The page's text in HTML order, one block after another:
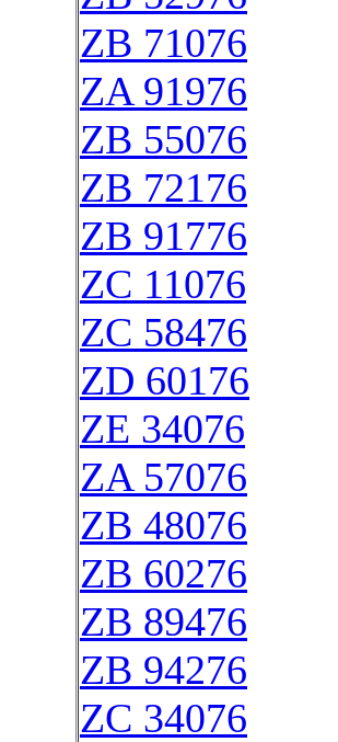
ZB 71076
ZA 91976
ZB 55076
ZB 72176
ZB 91776
ZC 11076
ZC 58476
ZD 60176
ZE 34076
ZA 57076
ZB 48076
ZB 60276
ZB 89476
ZB 94276
ZC 34076